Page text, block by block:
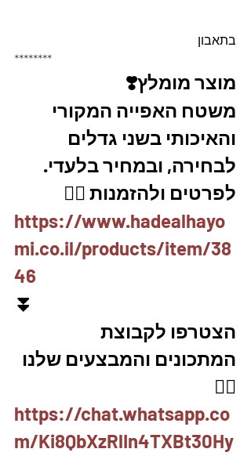
בתאבון
********
מוצר מומלץ❣️
משטח האפייה המקורי
והאיכותי בשני גדלים
לבחירה, ובמחיר בלעדי.
לפרטים ולהזמנות 👇🏼
https://www.hadealhayo
mi.co.il/products/item/38
46
⏬
הצטרפו לקבוצת
המתכונים והמבצעים שלנו
👇🏽
https://chat.whatsapp.co
m/Ki8QbXzRlIn4TXBt30Hy